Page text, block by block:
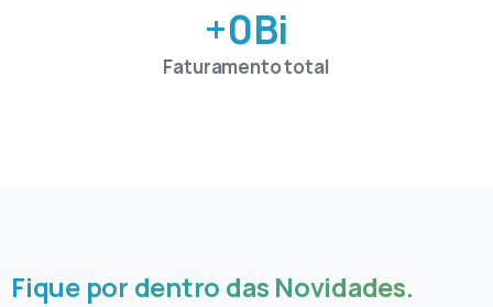
+0Bi
Faturamento total
Fique por dentro das Novidades.